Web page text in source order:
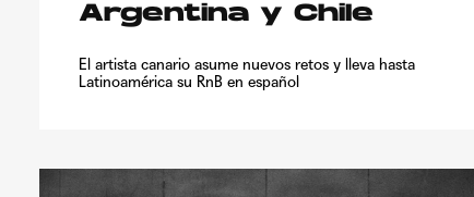
Argentina y Chile
El artista canario asume nuevos retos y lleva hasta
Latinoamérica su RnB en español